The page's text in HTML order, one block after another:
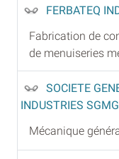
FERBATEQ
Fabrication de
de menuiseries
SOCIETE
INDUSTRIES
Mécanique